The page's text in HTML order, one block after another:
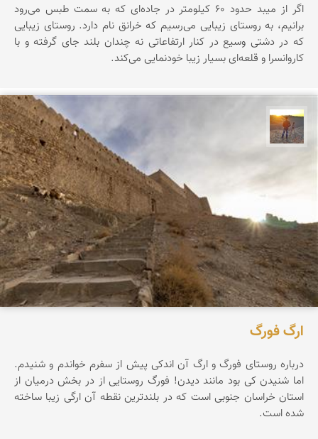
اگر از میبد حدود ۶۰ کیلومتر در جاده‌ای که به سمت طبس می‌رود
برانیم، به روستای زیبایی می‌رسیم که خرانق نام دارد. روستای زیبایی
که در دشتی وسیع در کنار ارتفاعاتی نه چندان بلند جای گرفته و با
کاروانسرا و قلعه‌ای بسیار زیبا خودنمایی می‌کند.
ارگ فورگ
درباره روستای فورگ و ارگ آن اندکی پیش از سفرم خواندم و شنیدم.
اما شنیدن کی بود مانند دیدن! فورگ روستایی از در بخش درمیان از
استان خراسان جنوبی است که در بلندترین نقطه آن ارگی زیبا ساخته
شده است.